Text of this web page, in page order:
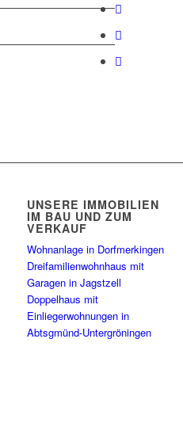
UNSERE IMMOBILIEN
IM BAU UND ZUM
VERKAUF
Wohnanlage in Dorfmerkingen
Dreifamilienwohnhaus mit
Garagen in Jagstzell
Doppelhaus mit
Einliegerwohnungen in
Abtsgmünd-Untergröningen